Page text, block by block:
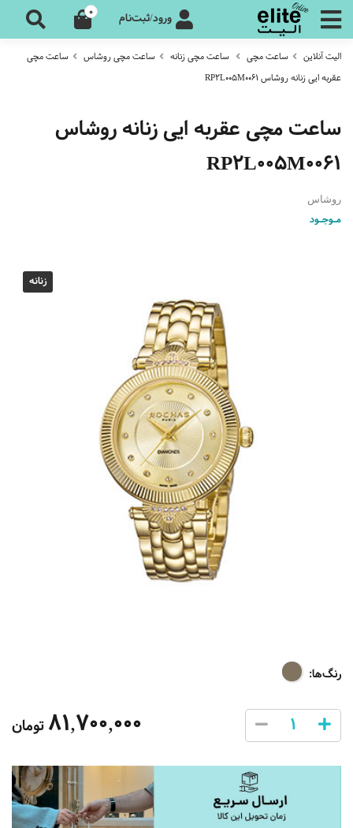
ورود/ثبت‌نام 0
الیت آنلاین ساعت مچی ساعت مچی زنانه ساعت مچی روشاس
ساعت مچی
عقربه ایی زنانه روشاس RP2L005M0061
ساعت مچی عقربه ایی زنانه روشاس
RP2L005M0061
روشاس
مـوجـود
زنانه
رنگ‌ها:
81,700,000تومان